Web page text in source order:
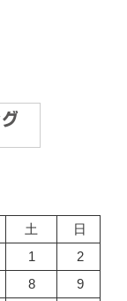
土
日
1
2
8
9